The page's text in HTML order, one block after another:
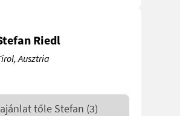
Riedl
Ausztria
tőle Stefan (3)